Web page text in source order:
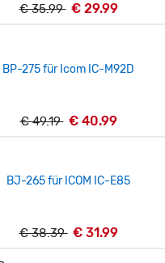
€ 35.99 € 29.99
BP-275 für Icom IC-M92D
€ 49.19 € 40.99
BJ-265 für ICOM IC-E85
€ 38.39 € 31.99